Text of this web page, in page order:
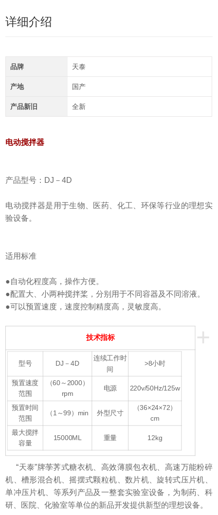
详细介绍
品牌 天泰
产地 国产
产品新旧 全新
电动搅拌器
产品型号：DJ－4D
电动搅拌器是用于生物、医药、化工、环保等行业的理想实
验设备。
适用标准
●自动化程度高，操作方便。
●配置大、小两种搅拌桨，分别用于不同容器及不同溶液。
●可以预置速度，速度控制精度高，灵敏度高。
+
技术指标
型号 DJ－4D
连续工作时
间
>8小时
预置速度
范围
（60～2000）
rpm
电源 220v/50Hz/125w
预置时间
范围
（1～99）min 外型尺寸
（36×24×72）
cm
最大搅拌
容量
15000ML 重量 12kg
“天泰”牌荸荠式糖衣机、高效薄膜包衣机、高速万能粉碎
机、槽形混合机、摇摆式颗粒机、数片机、旋转式压片机、
单冲压片机、等系列产品及一整套实验室设备，为制药、科
研、医院、化验室等单位的新品开发提供新型的理想设备。